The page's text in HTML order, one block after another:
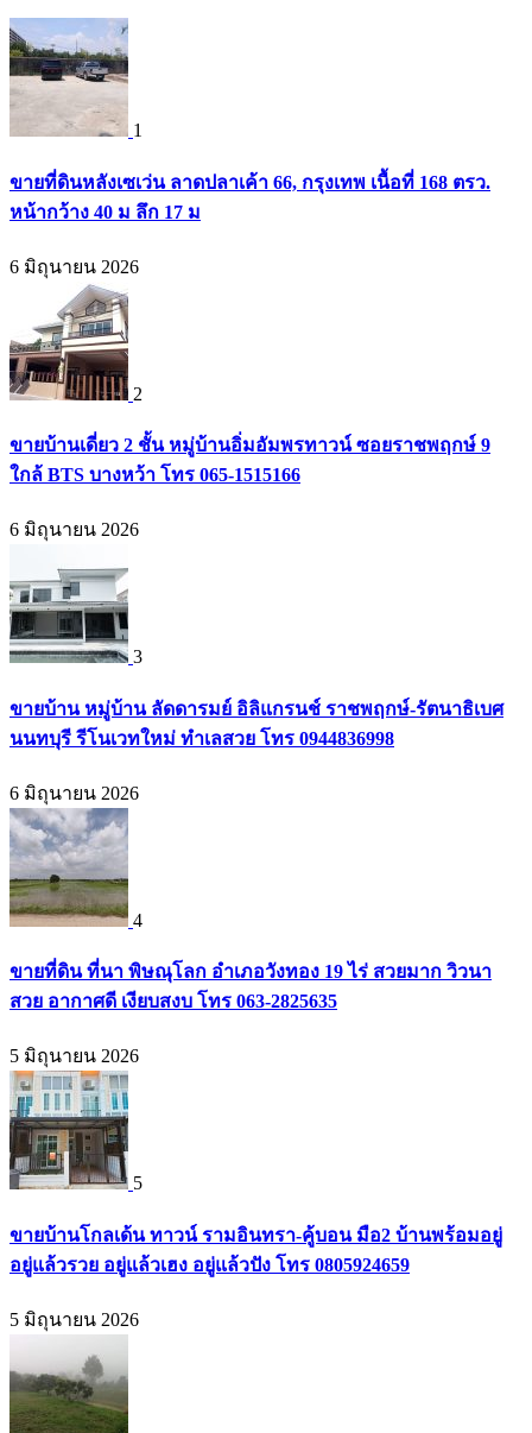
1
ขายที่ดินหลังเซเว่น ลาดปลาเค้า 66, กรุงเทพ เนื้อที่ 168 ตรว.
หน้ากว้าง 40 ม ลึก 17 ม
6 มิถุนายน 2026
2
ขายบ้านเดี่ยว 2 ชั้น หมู่บ้านอิ่มอัมพรทาวน์ ซอยราชพฤกษ์ 9
ใกล้ BTS บางหว้า โทร 065-1515166
6 มิถุนายน 2026
3
ขายบ้าน หมู่บ้าน ลัดดารมย์ อิลิแกรนช์ ราชพฤกษ์-รัตนาธิเบศ
นนทบุรี รีโนเวทใหม่ ทำเลสวย โทร 0944836998
6 มิถุนายน 2026
4
ขายที่ดิน ที่นา พิษณุโลก อำเภอวังทอง 19 ไร่ สวยมาก วิวนา
สวย อากาศดี เงียบสงบ โทร 063-2825635
5 มิถุนายน 2026
5
ขายบ้านโกลเด้น ทาวน์ รามอินทรา-คู้บอน มือ2 บ้านพร้อมอยู่
อยู่แล้วรวย อยู่แล้วเฮง อยู่แล้วปัง โทร 0805924659
5 มิถุนายน 2026